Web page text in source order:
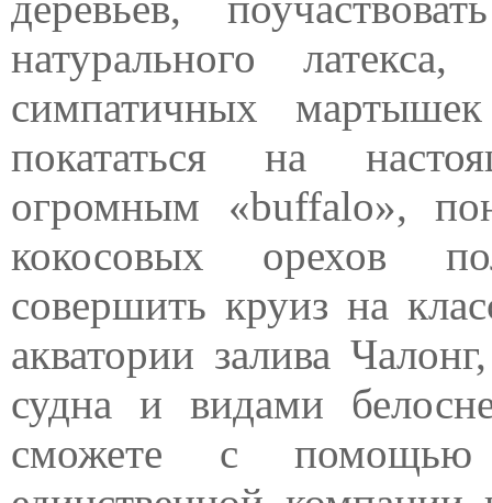
натурального
симпатичных
покататься на
огромным «buffalo»,
кокосовых орехов
совершить круиз на
акватории залива
судна и видами
сможете с помощью